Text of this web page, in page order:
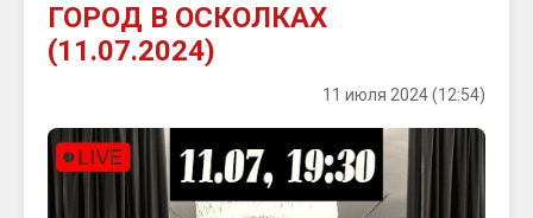
ГОРОД В ОСКОЛКАХ
(11.07.2024)
11 июля 2024 (12:54)